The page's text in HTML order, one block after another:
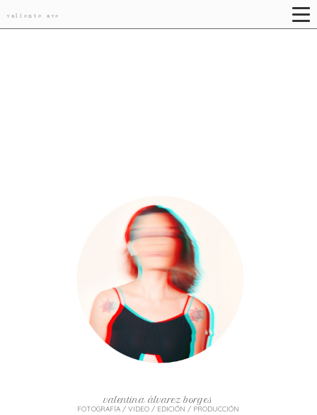
valiente ave
valentina álvarez borges
FOTOGRAFÍA / VIDEO / EDICIÓN / PRODUCCIÓN